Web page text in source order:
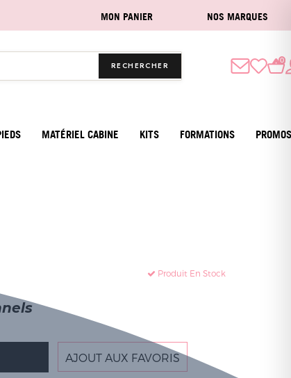
MON PANIER NOS MARQUES
RECHERCHER
0
MATÉRIEL CABINE KITS FORMATIONS PROMOS
Produit En Stock
AJOUT AUX FAVORIS